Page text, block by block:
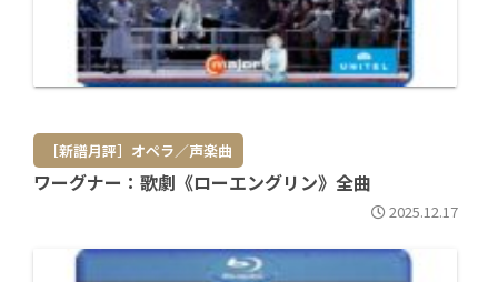
［新譜月評］オペラ／声楽曲
ワーグナー：歌劇《ローエングリン》全曲
2025.12.17